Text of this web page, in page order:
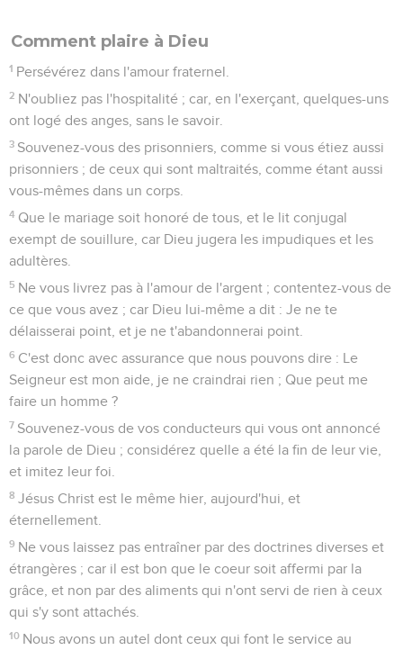
Comment plaire à Dieu
1 Persévérez dans l'amour fraternel.
2 N'oubliez pas l'hospitalité ; car, en l'exerçant, quelques-uns
ont logé des anges, sans le savoir.
3 Souvenez-vous des prisonniers, comme si vous étiez aussi
prisonniers ; de ceux qui sont maltraités, comme étant aussi
vous-mêmes dans un corps.
4 Que le mariage soit honoré de tous, et le lit conjugal
exempt de souillure, car Dieu jugera les impudiques et les
adultères.
5 Ne vous livrez pas à l'amour de l'argent ; contentez-vous de
ce que vous avez ; car Dieu lui-même a dit : Je ne te
délaisserai point, et je ne t'abandonnerai point.
6 C'est donc avec assurance que nous pouvons dire : Le
Seigneur est mon aide, je ne craindrai rien ; Que peut me
faire un homme ?
7 Souvenez-vous de vos conducteurs qui vous ont annoncé
la parole de Dieu ; considérez quelle a été la fin de leur vie,
et imitez leur foi.
8 Jésus Christ est le même hier, aujourd'hui, et
éternellement.
9 Ne vous laissez pas entraîner par des doctrines diverses et
étrangères ; car il est bon que le coeur soit affermi par la
grâce, et non par des aliments qui n'ont servi de rien à ceux
qui s'y sont attachés.
10 Nous avons un autel dont ceux qui font le service au